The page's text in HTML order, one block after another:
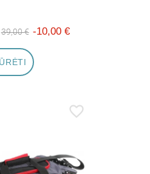
Bazinė kaina
39,00 € -10,00 €
Kaina